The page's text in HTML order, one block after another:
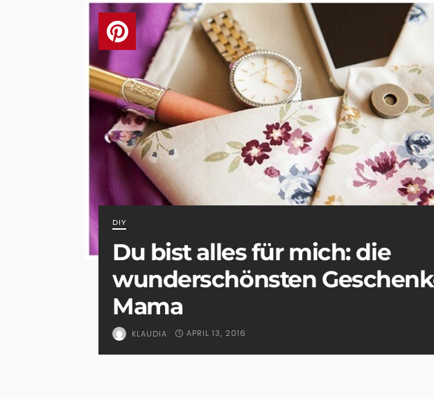
DIY
Du bist alles für mich: die
wunderschönsten
Mama
KLAUDIA APRIL 13, 2016